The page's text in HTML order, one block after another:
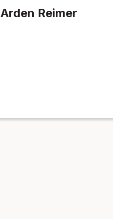
Arden Reimer